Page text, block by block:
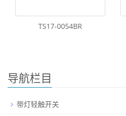
TS17-0054BR
导航栏目
带灯轻触开关